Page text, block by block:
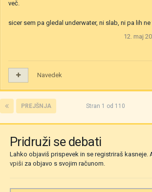
več.
sicer sem pa gledal underwater, ni slab, ni pa lih ne
12. maj
Navedek
PREJŠNJA Stran 1 od 110
Pridruži se debati
Lahko objaviš prispevek in se registriraš kasneje.
vpiši za objavo s svojim računom.